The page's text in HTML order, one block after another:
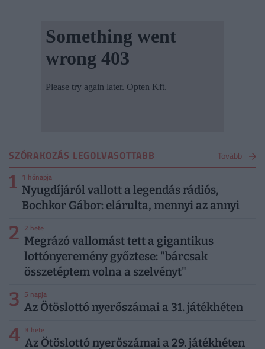
SZÓRAKOZÁS LEGOLVASOTTABB Tovább
1 1 hónapja
Nyugdíjáról vallott a legendás rádiós,
Bochkor Gábor: elárulta, mennyi az annyi
2 2 hete
Megrázó vallomást tett a gigantikus
lottónyeremény győztese: "bárcsak
összetéptem volna a szelvényt"
3 5 napja
Az Ötöslottó nyerőszámai a 31. játékhéten
4 3 hete
Az Ötöslottó nyerőszámai a 29. játékhéten